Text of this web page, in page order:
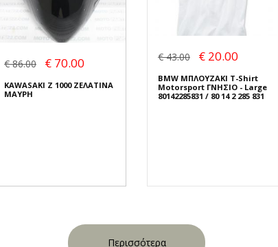
€ 86.00 € 70.00
KAWASAKI Z 1000 ΖΕΛΑΤΙΝΑ
ΜΑΥΡΗ
€ 43.00 € 20.00
BMW ΜΠΛΟΥΖΑΚΙ T-Shirt
Motorsport ΓΝΗΣΙΟ - Large
80142285831 / 80 14 2 285 831
Περισσότερα